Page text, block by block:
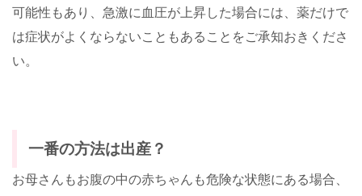
可能性もあり、急激に血圧が上昇した場合には、薬だけで
は症状がよくならないこともあることをご承知おきくださ
い。
一番の方法は出産？
お母さんもお腹の中の赤ちゃんも危険な状態にある場合、